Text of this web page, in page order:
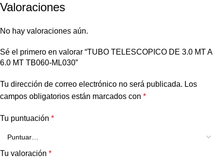
Valoraciones
No hay valoraciones aún.
Sé el primero en valorar “TUBO TELESCOPICO DE 3.0 MT A
6.0 MT TB060-ML030”
Tu dirección de correo electrónico no será publicada. Los
campos obligatorios están marcados con *
Tu puntuación *
Tu valoración *